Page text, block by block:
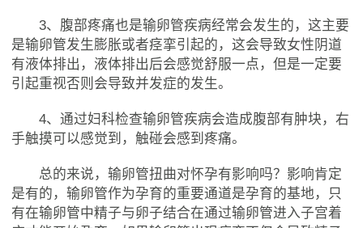
3、腹部疼痛也是输卵管疾病经常会发生的，这主要
是输卵管发生膨胀或者痉挛引起的，这会导致女性阴道
有液体排出，液体排出后会感觉舒服一点，但是一定要
引起重视否则会导致并发症的发生。
4、通过妇科检查输卵管疾病会造成腹部有肿块，右
手触摸可以感觉到，触碰会感到疼痛。
总的来说，输卵管扭曲对怀孕有影响吗？影响肯定
是有的，输卵管作为孕育的重要通道是孕育的基地，只
有在输卵管中精子与卵子结合在通过输卵管进入子宫着